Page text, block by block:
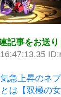
記事をお送
気急上昇のネ
は【双極の女